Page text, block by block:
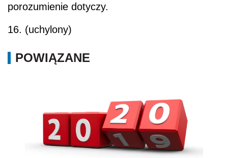
porozumienie dotyczy.
16. (uchylony)
POWIĄZANE